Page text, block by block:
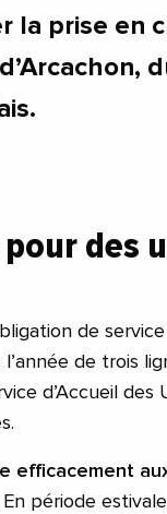
la prise en
des
de service
de trois
d’Accueil des
efficacement
En période